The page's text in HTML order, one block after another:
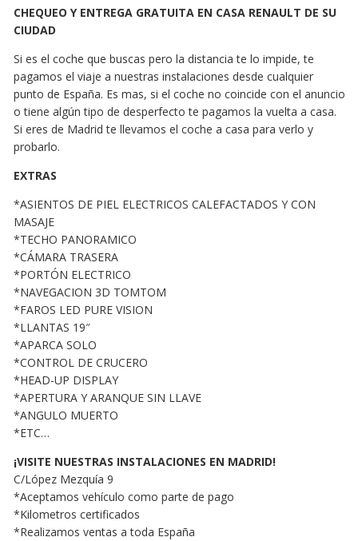
CHEQUEO Y ENTREGA GRATUITA EN CASA RENAULT DE SU
CIUDAD
Si es el coche que buscas pero la distancia te lo impide, te
pagamos el viaje a nuestras instalaciones desde cualquier
punto de España. Es mas, si el coche no coincide con el anuncio
o tiene algún tipo de desperfecto te pagamos la vuelta a casa.
Si eres de Madrid te llevamos el coche a casa para verlo y
probarlo.
EXTRAS
*ASIENTOS DE PIEL ELECTRICOS CALEFACTADOS Y CON
MASAJE
*TECHO PANORAMICO
*CÁMARA TRASERA
*PORTÓN ELECTRICO
*NAVEGACION 3D TOMTOM
*FAROS LED PURE VISION
*LLANTAS 19″
*APARCA SOLO
*CONTROL DE CRUCERO
*HEAD-UP DISPLAY
*APERTURA Y ARANQUE SIN LLAVE
*ANGULO MUERTO
*ETC…
¡VISITE NUESTRAS INSTALACIONES EN MADRID!
C/López Mezquía 9
*Aceptamos vehículo como parte de pago
*Kilometros certificados
*Realizamos ventas a toda España